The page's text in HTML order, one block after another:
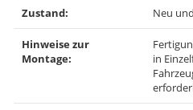
Zustand‍: Neu
Hinweise zur
Montage‍:
in